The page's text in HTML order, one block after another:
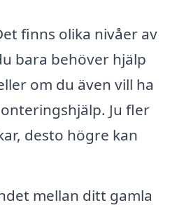
finns olika nivåer av
bara behöver hjälp
om du även vill ha
Ju fler
desto högre kan
mellan ditt gamla